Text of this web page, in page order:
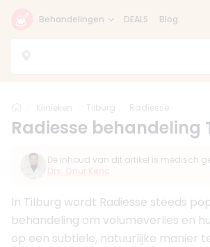
Behandelingen DEALS Blog
Home
Klinieken Tilburg Radiesse
Radiesse behandeling
De inhoud van dit artikel is medisch
Drs. Onur Kenc
In Tilburg wordt Radiesse steeds
behandeling om volumeverlies en
op een subtiele, natuurlijke manier